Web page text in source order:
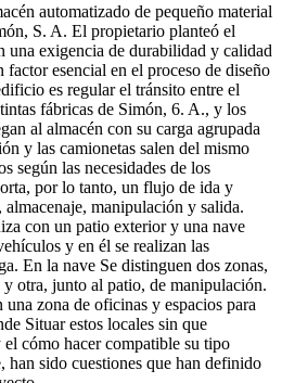
automatizado de pequeño material
S. A. El propietario planteó el
una exigencia de durabilidad y calidad
esencial en el proceso de diseño
es regular el tránsito entre el
fábricas de Simón, 6. A., y los
al almacén con su carga agrupada
y las camionetas salen del mismo
según las necesidades de los
por lo tanto, un flujo de ida y
almacenaje, manipulación y salida.
con un patio exterior y una nave
y en él se realizan las
En la nave Se distinguen dos zonas,
otra, junto al patio, de manipulación.
zona de oficinas y espacios para
Situar estos locales sin que
cómo hacer compatible su tipo
han sido cuestiones que han definido